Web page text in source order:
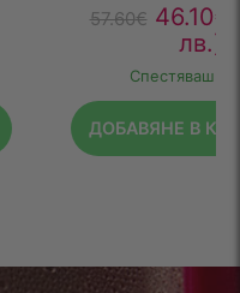
57.60€ 46.10€
лв.)
Спестяваш
ДОБАВЯНЕ В